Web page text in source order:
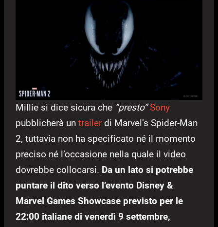
Millie si dice sicura che “presto” Sony
pubblicherà un trailerdi Marvel’s Spider-Man
2, tuttavia non ha specificato né il momento
preciso né l’occasione nella quale il video
dovrebbe collocarsi. Da un lato si potrebbe
puntare il dito verso l’evento Disney &
Marvel Games Showcase previsto per le
22:00 italiane di venerdì 9 settembre,